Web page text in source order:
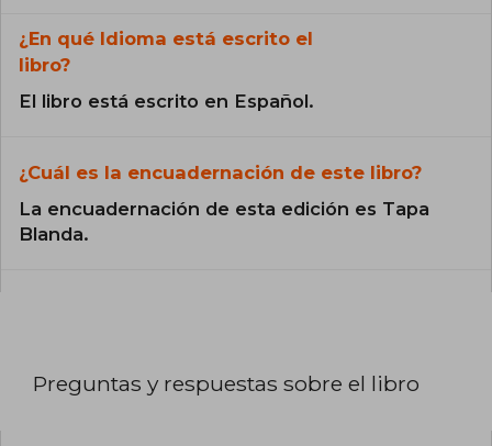
¿En qué Idioma está escrito el
libro?
El libro está escrito en Español.
¿Cuál es la encuadernación de este libro?
La encuadernación de esta edición es Tapa
Blanda.
Preguntas y respuestas sobre el libro